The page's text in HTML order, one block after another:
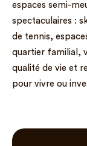
espaces semi-
spectaculaires :
de tennis,
quartier familial,
qualité de vie et
pour vivre ou